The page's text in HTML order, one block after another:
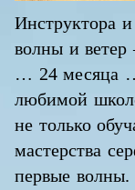
Инструктора
волны и
… 24 месяца
любимой
не только
мастерства
первые волны.